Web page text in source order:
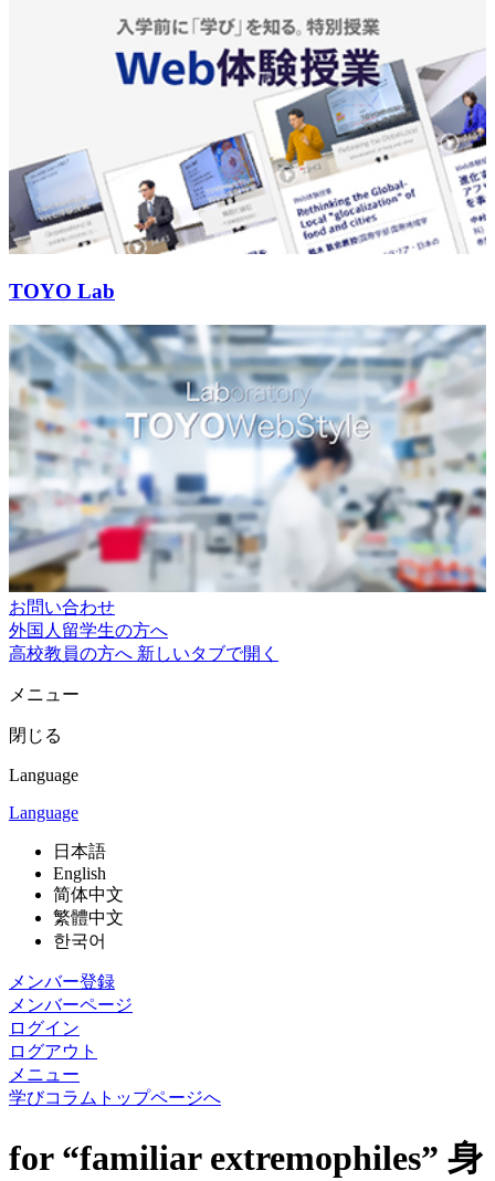
TOYO Lab
お問い合わせ
外国人留学生の方へ
高校教員の方へ 新しいタブで開く
メニュー
閉じる
Language
Language
日本語
English
简体中文
繁體中文
한국어
メンバー登録
メンバーページ
ログイン
ログアウト
メニュー
学びコラムトップページへ
for “familiar extremophiles” 身